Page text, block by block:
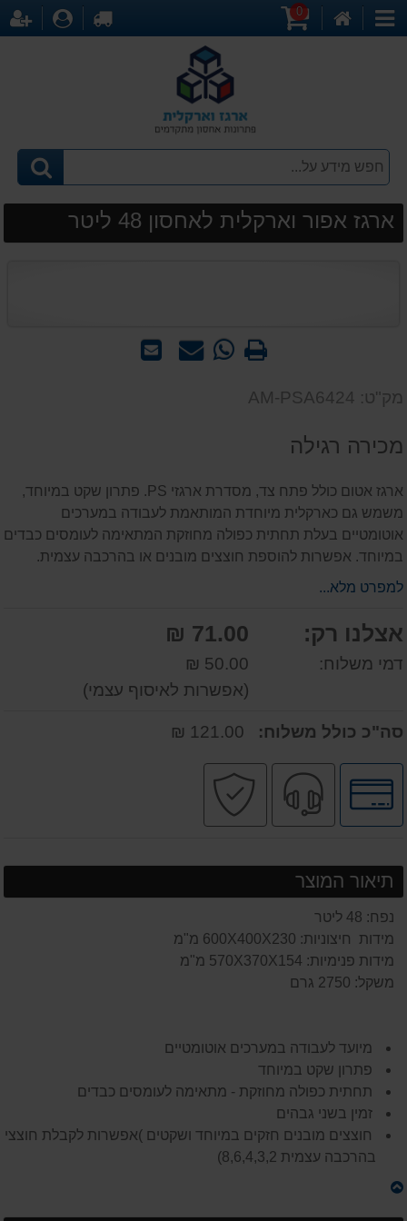
קטגוריות
0
לקופה
ארגז אפור וארקלית לאחסון 48 ליטר
שלח
שאל WhatsApp
אותנו
מק"ט: AM-PSA6424
מכירה רגילה
ארגז אטום כולל פתח צד, מסדרת ארגזי PS. פתרון שקט במיוחד,
משמש גם כארקלית מיוחדת המותאמת לעבודה במערכים
אוטומטיים בעלת תחתית כפולה מחוזקת המתאימה לעומסים כבדים
במיוחד. אפשרות להוספת חוצצים מובנים או בהרכבה עצמית.
למפרט מלא...
אצלנו רק: 71.00 ₪
דמי משלוח:
50.00 ₪
(אפשרות לאיסוף עצמי)
סה"כ כולל משלוח:
לחץ
לאפשרויות
תשלומים
שירות
מקצועי
תיאור המוצר
נפח: 48 ליטר
מידות חיצוניות: 600X400X230 מ"מ
מידות פנימיות: 570X370X154 מ"מ
משקל: 2750 גרם
מיועד לעבודה במערכים אוטומטיים
פתרון שקט במיוחד
תחתית כפולה מחוזקת - מתאימה לעומסים כבדים
זמין בשני גבהים
חוצצים מובנים חזקים במיוחד ושקטים )אפשרות לקבלת
בהרכבה עצמית 8,6,4,3,2)